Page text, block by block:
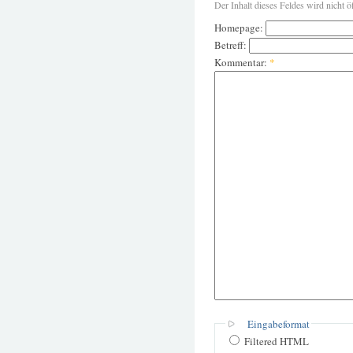
Der Inhalt dieses Feldes wird nicht
Homepage:
Betreff:
Kommentar: *
Eingabeformat
Filtered HTML